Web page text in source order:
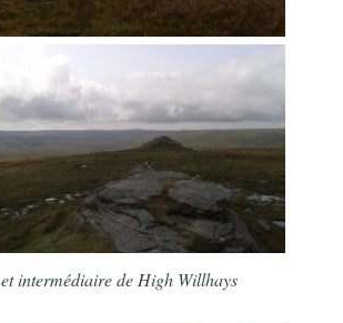
intermédiaire de High Willhays